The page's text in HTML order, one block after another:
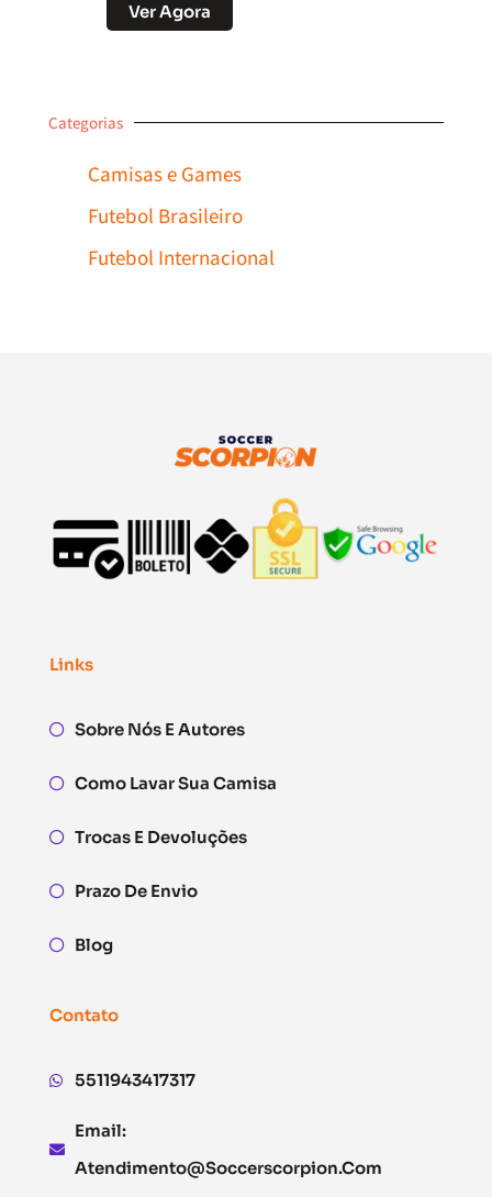
Ver Agora
Categorias
Camisas e Games
Futebol Brasileiro
Futebol Internacional
Links
Sobre Nós E Autores
Como Lavar Sua Camisa
Trocas E Devoluções
Prazo De Envio
Blog
Contato
5511943417317
Email:
Atendimento@soccerscorpion.com